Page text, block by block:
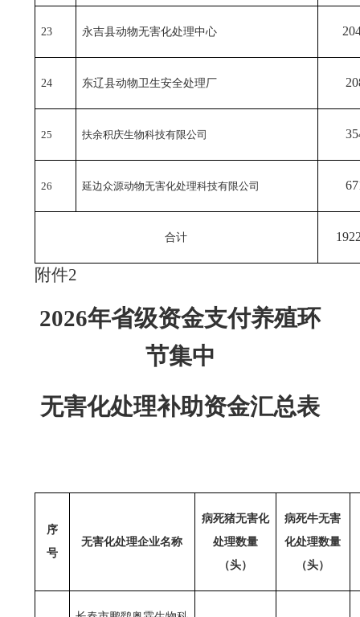
23 永吉县动物无害化处理中心
24 东辽县动物卫生安全处理厂
25 扶余积庆生物科技有限公司
26 延边众源动物无害化处理科技有限公司
合计
附件2
2026年省级资金支付养殖环
节集中
无害化处理补助资金汇总表
序
号
无害化处理企业名称
病死猪无害化
处理数量
（头）
病死牛无害
化处理数量
（头）